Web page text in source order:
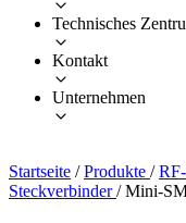
Technisches
Kontakt
Unternehmen
Startseite / Produkte /
Steckverbinder/ Mini-